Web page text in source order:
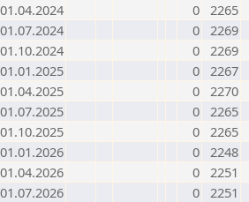
0 2265
0 2269
0 2269
0 2267
0 2270
0 2265
0 2265
0 2248
0 2251
0 2251